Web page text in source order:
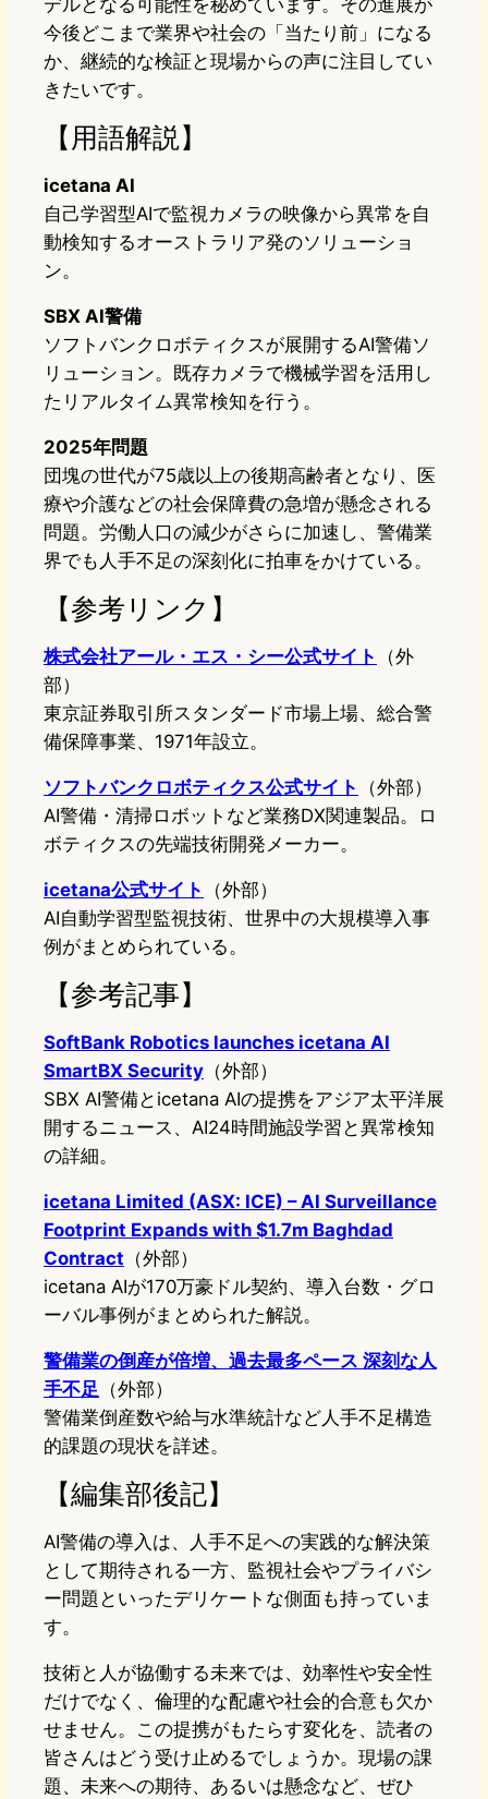
デルとなる可能性を秘めています。その進展が
今後どこまで業界や社会の「当たり前」になる
か、継続的な検証と現場からの声に注目してい
きたいです。
【用語解説】
icetana AI
自己学習型AIで監視カメラの映像から異常を自
動検知するオーストラリア発のソリューショ
ン。
SBX AI警備
ソフトバンクロボティクスが展開するAI警備ソ
リューション。既存カメラで機械学習を活用し
たリアルタイム異常検知を行う。
2025年問題
団塊の世代が75歳以上の後期高齢者となり、医
療や介護などの社会保障費の急増が懸念される
問題。労働人口の減少がさらに加速し、警備業
界でも人手不足の深刻化に拍車をかけている。
【参考リンク】
株式会社アール・エス・シー公式サイト
（外
部）
東京証券取引所スタンダード市場上場、総合警
備保障事業、1971年設立。
ソフトバンクロボティクス公式サイト
（外部）
AI警備・清掃ロボットなど業務DX関連製品。ロ
ボティクスの先端技術開発メーカー。
icetana公式サイト
（外部）
AI自動学習型監視技術、世界中の大規模導入事
例がまとめられている。
【参考記事】
SoftBank Robotics launches icetana AI
SmartBX Security （外部）
SBX AI警備とicetana AIの提携をアジア太平洋展
開するニュース、AI24時間施設学習と異常検知
の詳細。
icetana Limited (ASX: ICE) – AI Surveillance
Footprint Expands with $1.7m Baghdad
Contract （外部）
icetana AIが170万豪ドル契約、導入台数・グロ
ーバル事例がまとめられた解説。
警備業の倒産が倍増、過去最多ペース 深刻な人
手不足 （外部）
警備業倒産数や給与水準統計など人手不足構造
的課題の現状を詳述。
【編集部後記】
AI警備の導入は、人手不足への実践的な解決策
として期待される一方、監視社会やプライバシ
ー問題といったデリケートな側面も持っていま
す。
技術と人が協働する未来では、効率性や安全性
だけでなく、倫理的な配慮や社会的合意も欠か
せません。この提携がもたらす変化を、読者の
皆さんはどう受け止めるでしょうか。現場の課
題、未来への期待、あるいは懸念など、ぜひ